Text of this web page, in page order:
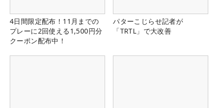
4日間限定配布！11月までの
プレーに2回使える1,500円分
クーポン配布中！
パターこじらせ記者が
「TRTL」で大改善